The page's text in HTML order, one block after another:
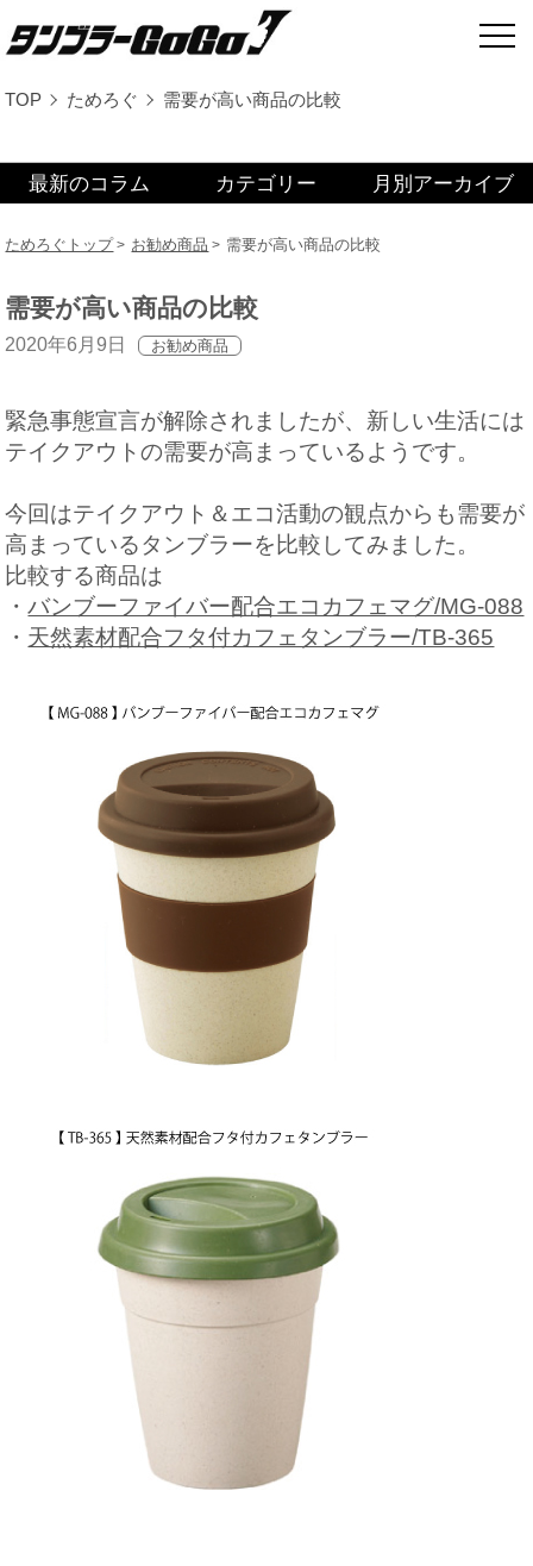
TOP ためろぐ 需要が高い商品の比較
ためろぐトップ お勧め商品 需要が高い商品の比較
需要が高い商品の比較
2020年6月9日 お勧め商品
緊急事態宣言が解除されましたが、新しい生活には
テイクアウトの需要が高まっているようです。
今回はテイクアウト＆エコ活動の観点からも需要が
高まっているタンブラーを比較してみました。
比較する商品は
・バンブーファイバー配合エコカフェマグ/MG-088
・ 天然素材配合フタ付カフェタンブラー/TB-365
最新のコラム カテゴリー 月別アーカイブ